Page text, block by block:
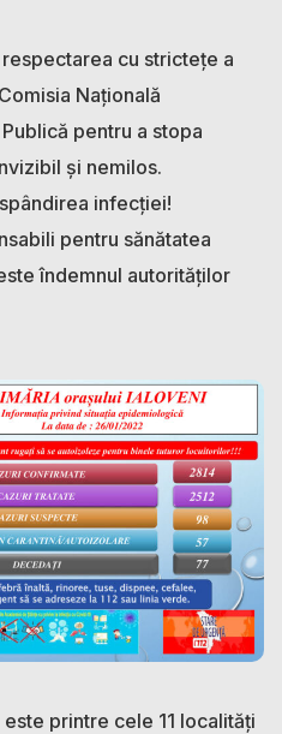
cu strictețe a
Națională
pentru a stopa
și nemilos.
infecției!
pentru sănătatea
îndemnul autorităților
printre cele 11 localități